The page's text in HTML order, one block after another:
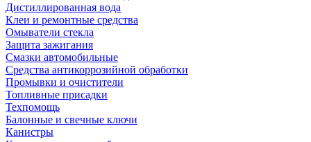
Дистиллированная вода
Клеи и ремонтные средства
Омыватели стекла
Защита зажигания
Смазки автомобильные
Средства антикоррозийной обработки
Промывки и очистители
Топливные присадки
Техпомощь
Балонные и свечные ключи
Канистры